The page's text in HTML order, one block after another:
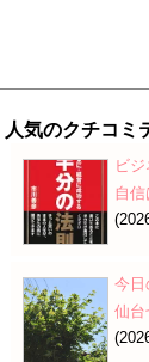
人気のクチコミ
ビ
自
今
仙